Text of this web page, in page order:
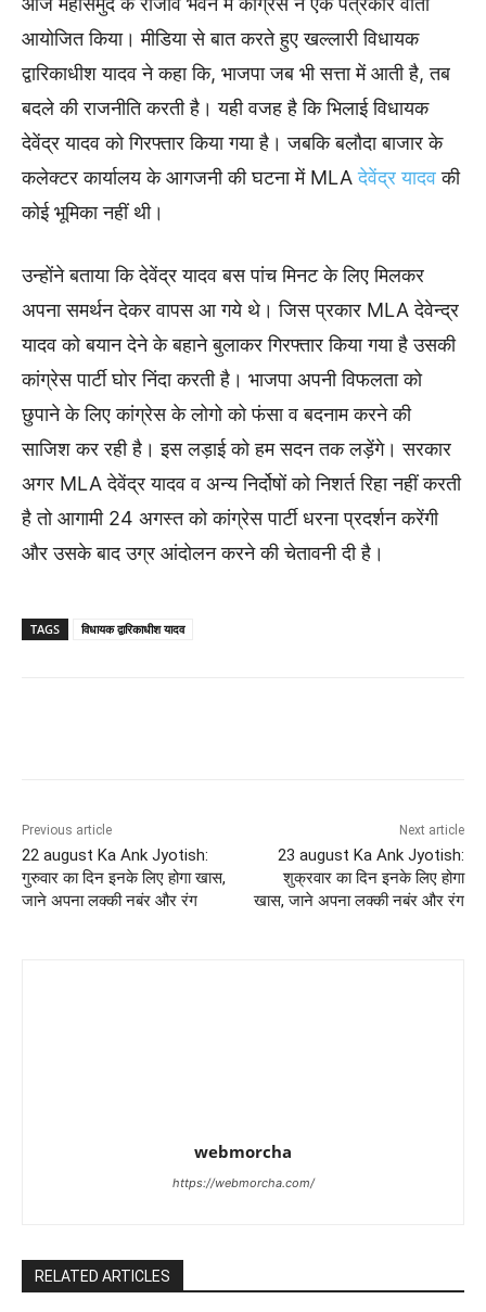
आयोजित किया। मीडिया से बात करते हुए खल्लारी विधायक
द्वारिकाधीश यादव ने कहा कि, भाजपा जब भी सत्ता में आती है, तब
बदले की राजनीति करती है। यही वजह है कि भिलाई विधायक
देवेंद्र यादव को गिरफ्तार किया गया है। जबकि बलौदा बाजार के
कलेक्टर कार्यालय के आगजनी की घटना में MLAदेवेंद्र यादवकी
कोई भूमिका नहीं थी।
उन्होंने बताया कि देवेंद्र यादव बस पांच मिनट के लिए मिलकर
अपना समर्थन देकर वापस आ गये थे। जिस प्रकार MLA देवेन्द्र
यादव को बयान देने के बहाने बुलाकर गिरफ्तार किया गया है उसकी
कांग्रेस पार्टी घोर निंदा करती है। भाजपा अपनी विफलता को
छुपाने के लिए कांग्रेस के लोगो को फंसा व बदनाम करने की
साजिश कर रही है। इस लड़ाई को हम सदन तक लड़ेंगे। सरकार
अगर MLA देवेंद्र यादव व अन्य निर्दोषों को निशर्त रिहा नहीं करती
है तो आगामी 24 अगस्त को कांग्रेस पार्टी धरना प्रदर्शन करेंगी
और उसके बाद उग्र आंदोलन करने की चेतावनी दी है।
TAGS विधायक द्वारिकाधीश यादव
Previous article
22 august Ka Ank Jyotish:
गुरुवार का दिन इनके लिए होगा खास,
जाने अपना लक्की नबंर और रंग
Next article
23 august Ka Ank Jyotish:
शुक्रवार का दिन इनके लिए होगा
खास, जाने अपना लक्की नबंर और रंग
webmorcha
https://webmorcha.com/
RELATED ARTICLES